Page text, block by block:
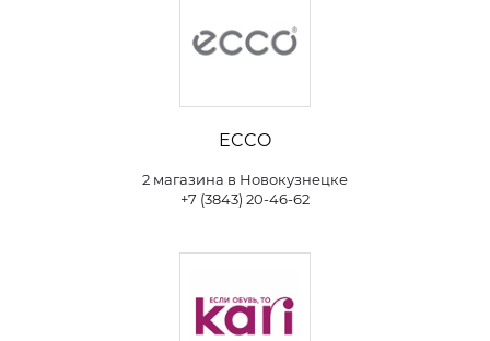
ECCO
2 магазина в Новокузнецке
+7 (3843) 20-46-62